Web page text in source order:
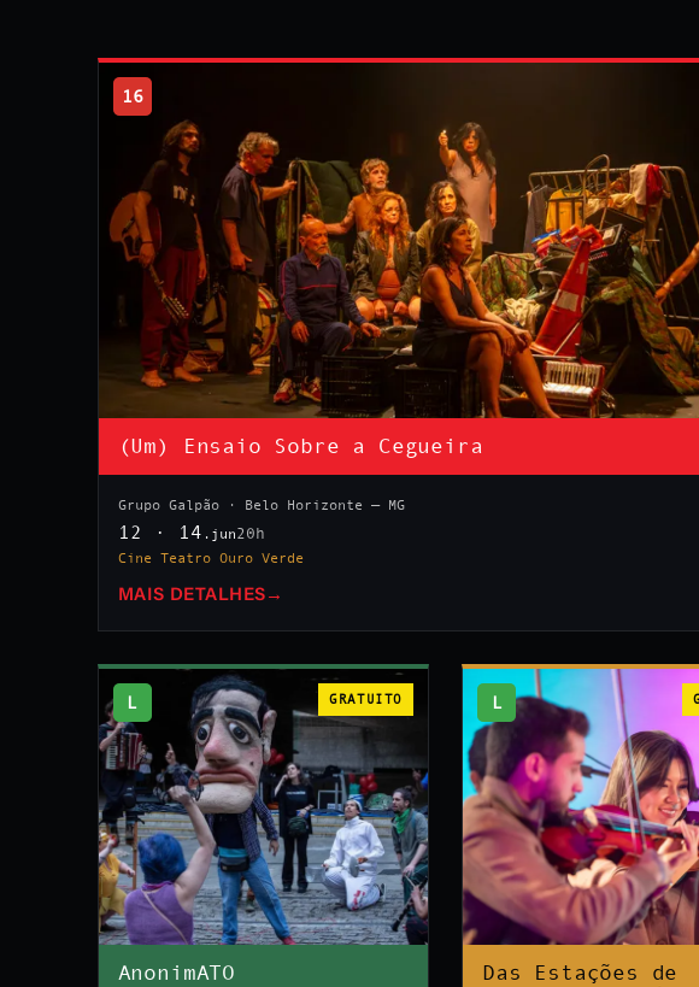
16
(Um) Ensaio Sobre a Cegueira
Grupo Galpão · Belo Horizonte — MG
12 · 14 .jun20h
Cine Teatro Ouro Verde
MAIS DETALHES →
L GRATUITO
AnonimATO
L
Das Estações de